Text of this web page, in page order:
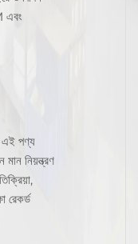
এবং
এই পণ্য
নিয়ন্ত্রণ
রেকর্ড